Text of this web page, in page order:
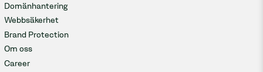
Användarvänlighet
Ett lättnavigerat gränssnitt med
mobilanpassning ökar användaracceptans och
effektivitet.
Domänhantering
Webbsäkerhet
Brand Protection
Om oss
Career